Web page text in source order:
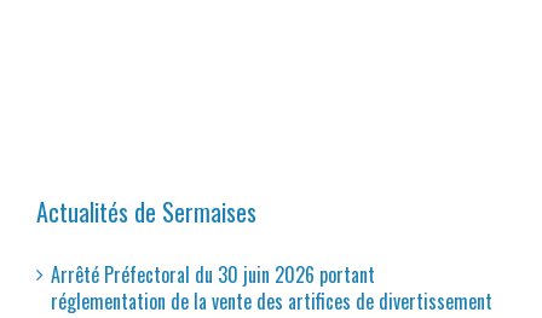
Actualités de Sermaises
Arrêté Préfectoral du 30 juin 2026 portant
réglementation de la vente des artifices de divertissement